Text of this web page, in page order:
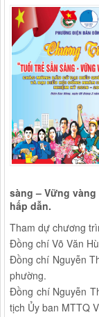
sàng – Vững
hấp dẫn.
Tham dự chương
Đồng chí Võ Văn
Đồng chí Nguyễn
phường.
Đồng chí Nguyễn
tịch Ủy ban MTTQ